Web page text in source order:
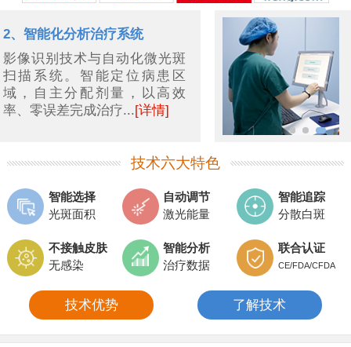
3、多部位白斑同时治疗
智能扫描识别分散部位的白
斑，并同时治疗，精准控制能
量，同时不伤害周围正常皮
肤...
技术六大特色
智能选择
光斑面积
自动调节
激光能量
智能追踪
分散白斑
不接触皮肤
无感染
智能分析
治疗数据
联合认证
CE/FDA/CFDA
技术优势 了解技术